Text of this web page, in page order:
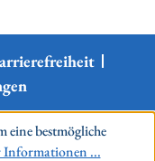
eine bestmögliche
Informationen ...